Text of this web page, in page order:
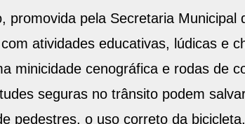
promovida pela Secretaria
atividades educativas, lúdicas e
minicidade cenográfica e rodas de
seguras no trânsito podem
pedestres, o uso correto da